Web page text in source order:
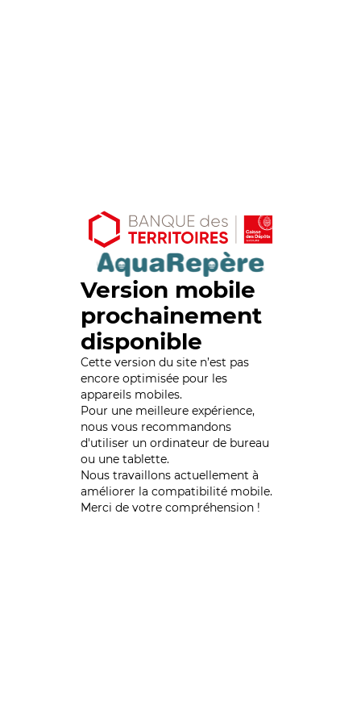
Version mobile
prochainement
disponible
Cette version du site n’est pas
encore optimisée pour les
appareils mobiles.
Pour une meilleure expérience,
nous vous recommandons
d'utiliser un ordinateur de bureau
ou une tablette.
Nous travaillons actuellement à
améliorer la compatibilité mobile.
Merci de votre compréhension !